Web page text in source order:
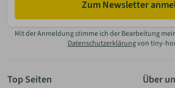
Zum Newsletter
Mit der Anmeldung stimme ich der Bearbeitung
Datenschutzerklärungvon tiny-
Top Seiten
Über